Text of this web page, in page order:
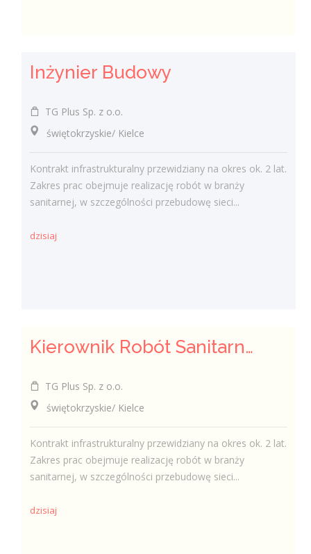
Inżynier Budowy
TG Plus Sp. z o.o.
świętokrzyskie/ Kielce
Kontrakt infrastrukturalny przewidziany na okres ok. 2 lat.
Zakres prac obejmuje realizację robót w branży
sanitarnej, w szczególności przebudowę sieci...
dzisiaj
Kierownik Robót Sanitarnych
TG Plus Sp. z o.o.
świętokrzyskie/ Kielce
Kontrakt infrastrukturalny przewidziany na okres ok. 2 lat.
Zakres prac obejmuje realizację robót w branży
sanitarnej, w szczególności przebudowę sieci...
dzisiaj